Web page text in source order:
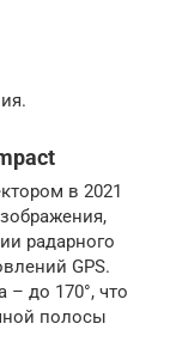
в 2021
радарного
GPS.
– до 170°, что
полосы